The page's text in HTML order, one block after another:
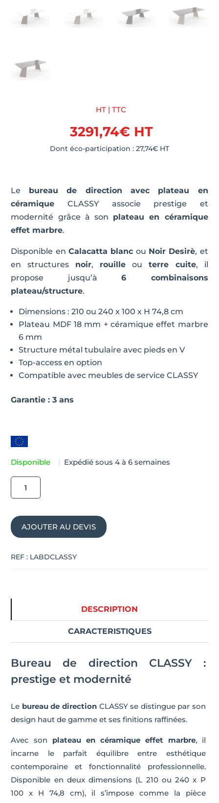
HT | TTC
3291,74€ HT
Dont éco-participation : 27,74€ HT
Le bureau de direction avec plateau en
céramique CLASSY associe prestige et
modernité grâce à son plateau en céramique
effet marbre.
Disponible enCalacatta blanc ou Noir Desirè, et
en structures noir, rouille ou terre cuite, il
propose jusqu’à6 combinaisons
plateau/structure.
Dimensions : 210 ou 240 x 100 x H 74,8 cm
Plateau MDF 18 mm + céramique effet marbre
6 mm
Structure métal tubulaire avec pieds en V
Top-access en option
Compatible avec meubles de service CLASSY
Garantie : 3 ans
Disponible | Expédié sous 4 à 6 semaines
quantité
Bureau
de
direction
effet
AJOUTER AU DEVIS
REF : LABDCLASSY
DESCRIPTION
CARACTERISTIQUES
Bureau de direction CLASSY :
prestige et modernité
Le bureau de directionCLASSY se distingue par son
design haut de gamme et ses finitions raffinées.
Avec son plateau en céramique effet marbre, il
incarne le parfait équilibre entre esthétique
contemporaine et fonctionnalité professionnelle.
Disponible en deux dimensions (L 210 ou 240 x P
100 x H 74,8 cm), il s’impose comme la pièce